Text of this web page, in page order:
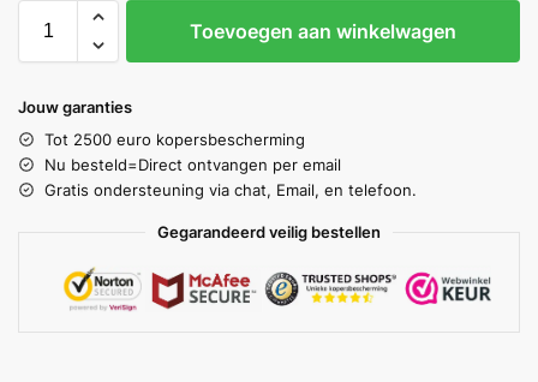
Toevoegen aan winkelwagen
Jouw garanties
Tot 2500 euro kopersbescherming
Nu besteld=Direct ontvangen per email
Gratis ondersteuning via chat, Email, en telefoon.
Gegarandeerd veilig bestellen